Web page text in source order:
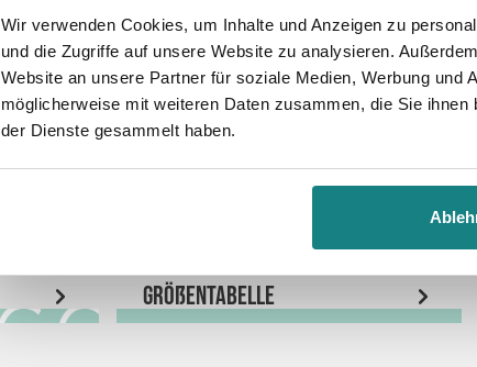
Wir verwenden Cookies, um Inhalte und Anzeigen zu
und die Zugriffe auf unsere Website zu analysieren.
Website an unsere Partner für soziale Medien, Werbung und
möglicherweise mit weiteren Daten zusammen, die Sie
der Dienste gesammelt haben.
Größentabelle